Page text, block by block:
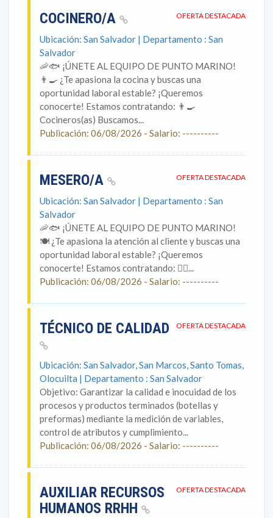
OFERTA DESTACADA
COCINERO/A
Ubicación: San Salvador | Departamento : San
Salvador
🦐🐟 ¡ÚNETE AL EQUIPO DE PUNTO MARINO!
👨‍🍳 ¿Te apasiona la cocina y buscas una
oportunidad laboral estable? ¡Queremos
conocerte! Estamos contratando: 👨‍🍳
Cocineros(as) Buscamos...
Publicación: 06/08/2026 - Salario: ----------
OFERTA DESTACADA
MESERO/A
Ubicación: San Salvador | Departamento : San
Salvador
🦐🐟 ¡ÚNETE AL EQUIPO DE PUNTO MARINO!
🍽️ ¿Te apasiona la atención al cliente y buscas una
oportunidad laboral estable? ¡Queremos
conocerte! Estamos contratando: 🙋‍♂️...
Publicación: 06/08/2026 - Salario: ----------
OFERTA DESTACADA
TÉCNICO DE CALIDAD
Ubicación: San Salvador, San Marcos, Santo Tomas,
Olocuilta | Departamento : San Salvador
Objetivo: Garantizar la calidad e inocuidad de los
procesos y productos terminados (botellas y
preformas) mediante la medición de variables,
control de atributos y cumplimiento...
Publicación: 06/08/2026 - Salario: ----------
OFERTA DESTACADA
AUXILIAR RECURSOS
HUMANOS RRHH